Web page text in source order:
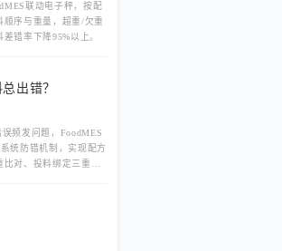
联动电子秤，按配
顺序与重量，超重/欠重
错率下降95%以上。
出错？
频发问题，FoodMES
统防错机制，实现配方
对、投料绑定三重保